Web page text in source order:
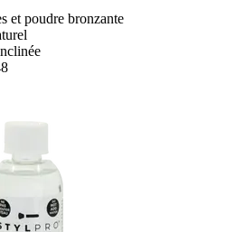
et poudre bronzante